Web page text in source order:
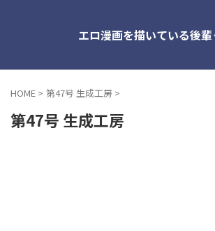
エロ漫画を描いている後
HOME > 第47号 生成工房 >
第47号 生成工房